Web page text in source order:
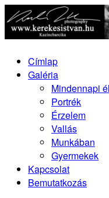
Címlap
Galéria
Mindennapi
Portrék
Érzelem
Vallás
Munkában
Gyermekek
Kapcsolat
Bemutatkozás